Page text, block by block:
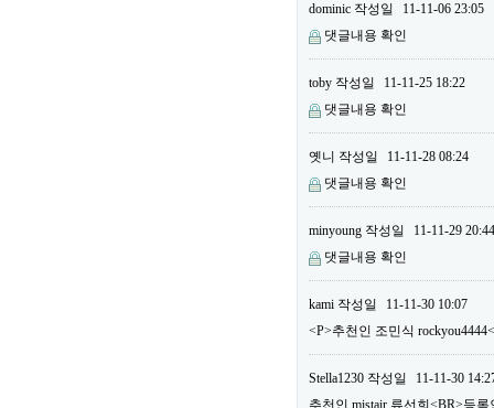
dominic 작성일
11-11-06 23:05
댓글내용 확인
toby 작성일
11-11-25 18:22
댓글내용 확인
옛니 작성일
11-11-28 08:24
댓글내용 확인
minyoung 작성일
11-11-29 20:44
댓글내용 확인
kami 작성일
11-11-30 10:07
<P>추천인 조민식
Stella1230 작성일
11-11-30
추천인 mistair 류선희<BR>등